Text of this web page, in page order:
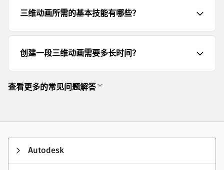
三维动画所需的基本技能有哪些？
创建一段三维动画需要多长时间？
查看更多的常见问题解答
Autodesk